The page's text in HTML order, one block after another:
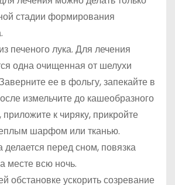
стадии формирования
печеного лука. Для лечения
одна очищенная от шелухи
ее в фольгу, запекайте в
измельчите до кашеобразного
приложите к чиряку, прикройте
шарфом или тканью.
делается перед сном, повязка
месте всю ночь.
обстановке ускорить созревание